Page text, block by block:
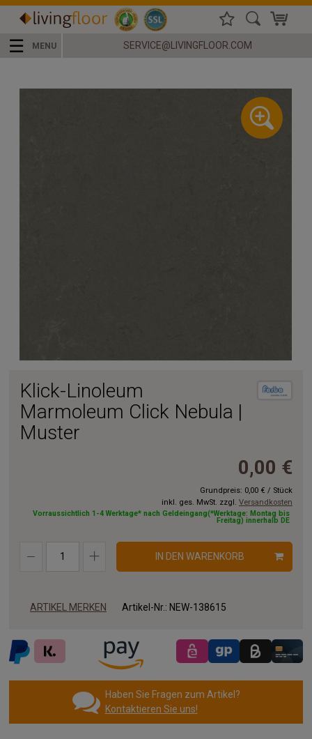
☰ MENU SERVICE@LIVINGFLOOR.COM
Klick-Linoleum
Marmoleum Click Nebula |
Muster
0,00 €
Grundpreis: 0,00 € / Stück
inkl. ges. MwSt. zzgl. Versandkosten
Vorraussichtlich 1-4 Werktage* nach Geldeingang(*Werktage: Montag bis
Freitag) innerhalb DE
IN DEN WARENKORB
ARTIKEL MERKEN Artikel-Nr.: NEW-138615
Haben Sie Fragen zum Artikel?
Kontaktieren Sie uns!